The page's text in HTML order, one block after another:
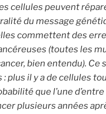
cellules peuvent
du message
commettent des
(toutes les
bien entendu). Ce
plus il y a de cellules
que l’une
plusieurs années